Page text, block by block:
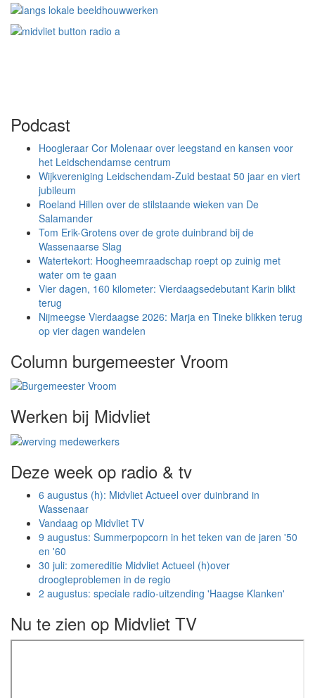
Podcast
Hoogleraar Cor Molenaar over leegstand en kansen voor
het Leidschendamse centrum
Wijkvereniging Leidschendam-Zuid bestaat 50 jaar en viert
jubileum
Roeland Hillen over de stilstaande wieken van De
Salamander
Tom Erik-Grotens over de grote duinbrand bij de
Wassenaarse Slag
Watertekort: Hoogheemraadschap roept op zuinig met
water om te gaan
Vier dagen, 160 kilometer: Vierdaagsedebutant Karin blikt
terug
Nijmeegse Vierdaagse 2026: Marja en Tineke blikken terug
op vier dagen wandelen
Column burgemeester Vroom
Werken bij Midvliet
Deze week op radio & tv
6 augustus (h): Midvliet Actueel over duinbrand in
Wassenaar
Vandaag op Midvliet TV
9 augustus: Summerpopcorn in het teken van de jaren '50
en '60
30 juli: zomereditie Midvliet Actueel (h)over
droogteproblemen in de regio
2 augustus: speciale radio-uitzending 'Haagse Klanken'
Nu te zien op Midvliet TV